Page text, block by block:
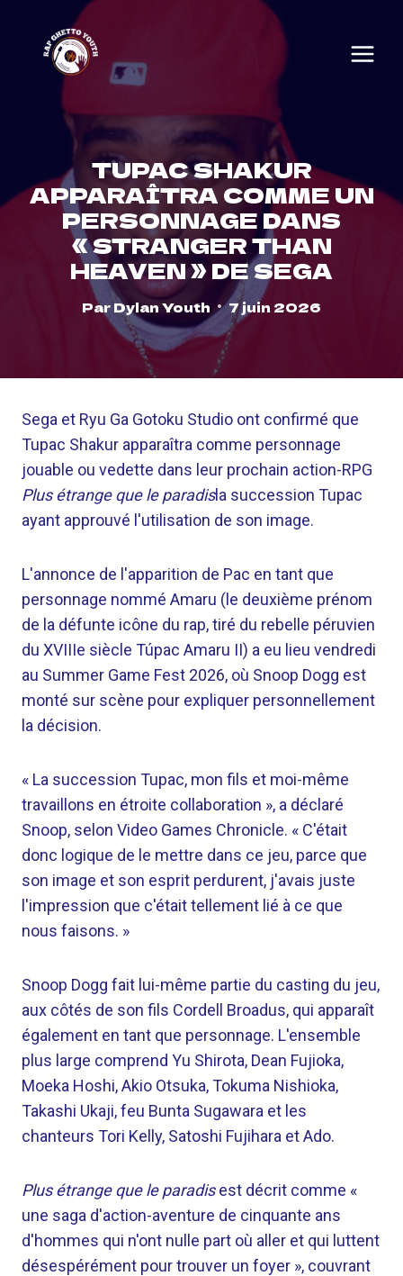
content
TUPAC SHAKUR
APPARAÎTRA COMME UN
PERSONNAGE DANS
« STRANGER THAN
HEAVEN » DE SEGA
ParDylan Youth 7 juin 2026
Sega et Ryu Ga Gotoku Studio ont confirmé que
Tupac Shakur apparaîtra comme personnage
jouable ou vedette dans leur prochain action-RPG
Plus étrange que le paradisla succession Tupac
ayant approuvé l'utilisation de son image.
L'annonce de l'apparition de Pac en tant que
personnage nommé Amaru (le deuxième prénom
de la défunte icône du rap, tiré du rebelle péruvien
du XVIIIe siècle Túpac Amaru II) a eu lieu vendredi
au Summer Game Fest 2026, où Snoop Dogg est
monté sur scène pour expliquer personnellement
la décision.
« La succession Tupac, mon fils et moi-même
travaillons en étroite collaboration », a déclaré
Snoop, selon Video Games Chronicle. « C'était
donc logique de le mettre dans ce jeu, parce que
son image et son esprit perdurent, j'avais juste
l'impression que c'était tellement lié à ce que
nous faisons. »
Snoop Dogg fait lui-même partie du casting du jeu,
aux côtés de son fils Cordell Broadus, qui apparaît
également en tant que personnage. L'ensemble
plus large comprend Yu Shirota, Dean Fujioka,
Moeka Hoshi, Akio Otsuka, Tokuma Nishioka,
Takashi Ukaji, feu Bunta Sugawara et les
chanteurs Tori Kelly, Satoshi Fujihara et Ado.
Plus étrange que le paradisest décrit comme «
une saga d'action-aventure de cinquante ans
d'hommes qui n'ont nulle part où aller et qui luttent
désespérément pour trouver un foyer », couvrant